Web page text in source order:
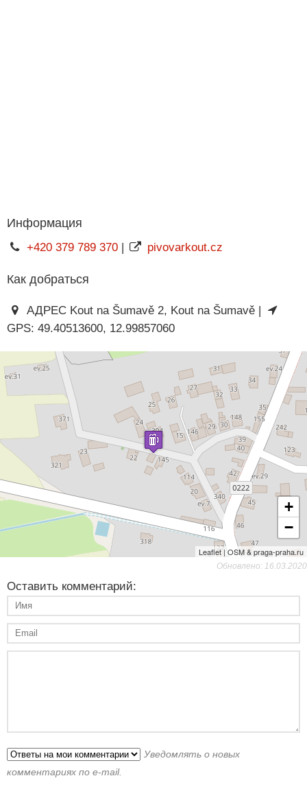
Информация
+420 379 789 370| pivovarkout.cz
Как добраться
АДРЕС Kout na Šumavě 2, Kout na Šumavě |
GPS: 49.40513600, 12.99857060
+
−
Leaflet | OSM & praga-praha.ru
Обновлено: 16.03.2020
Оставить комментарий:
Уведомлять о новых
комментариях по e-mail.